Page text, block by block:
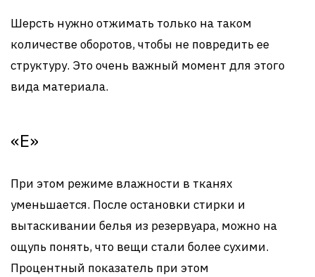
Шерсть нужно отжимать только на таком
количестве оборотов, чтобы не повредить ее
структуру. Это очень важный момент для этого
вида материала.
«E»
При этом режиме влажности в тканях
уменьшается. После остановки стирки и
вытаскивании белья из резервуара, можно на
ощупь понять, что вещи стали более сухими.
Процентный показатель при этом